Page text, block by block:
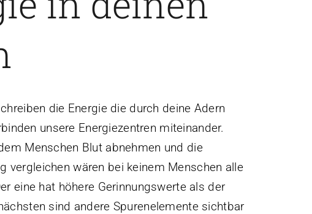
die Energie die durch deine Adern
unsere Energiezentren miteinander.
Menschen Blut abnehmen und die
vergleichen wären bei keinem Menschen alle
eine hat höhere Gerinnungswerte als der
sind andere Spurenelemente sichtbar